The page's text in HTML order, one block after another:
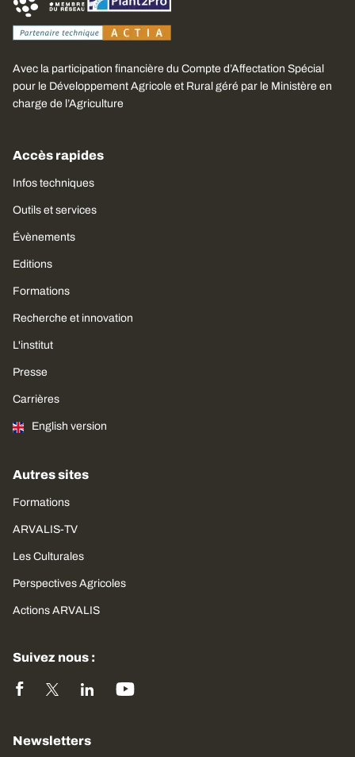
Avec la participation financière du Compte d’Affectation Spécial
pour le Développement Agricole et Rural géré par le Ministère en
charge de l’Agriculture
Accès rapides
Infos techniques
Outils et services
Évènements
Editions
Formations
Recherche et innovation
L'institut
Presse
Carrières
English version
Autres sites
Formations
ARVALIS-TV
Les Culturales
Perspectives Agricoles
Actions ARVALIS
Suivez nous :
Newsletters